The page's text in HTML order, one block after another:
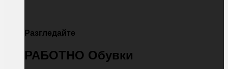
Разгледайте
РАБОТНО Обувки